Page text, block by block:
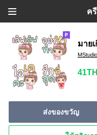
ค
มาย
ส่งของขวัญ